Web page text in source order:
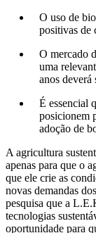
O uso de
positivas de
O mercado
uma
anos deverá
É essencial
posicionem
adoção de
A agricultura
apenas para que o
que ele crie as
novas demandas
pesquisa que a
tecnologias
oportunidade para